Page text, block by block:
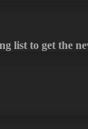
list to get the